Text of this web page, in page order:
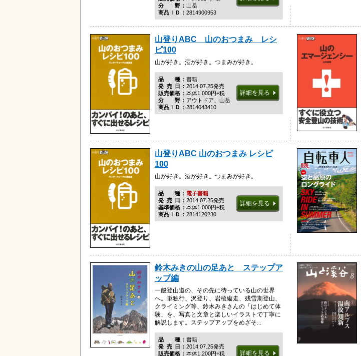
分野山岳
商品ＩＤ
2814900953
山登りABC 山のおつまみ レシ
ピ100
山が好き。酒が好き。つまみが好き。
品種書籍
発売日 2014.07.25発売
販売価格
本体1,000円+税
分野アウトドア、山岳
商品ＩＤ
2814043410
詳細を見る
山登りABC 山のおつまみ レシピ
100
山が好き。酒が好き。つまみが好き。
品種電子書籍
発売日 2014.07.25発売
基準価格
本体1,000円+税
商品ＩＤ
2814120230
詳細を見る
鈴木みきの山の足あと ステップア
ップ編
一般登山道の、その先に待っている山の世界
へ。単独行、沢登り、岩稜縦走、残雪期登山、
クライミング等、鈴木みきさんの「はじめて体
験」を、写真と文章と楽しいイラストで丁寧に
解説します。ステップアップをめざそ...
品種書籍
発売日 2014.07.25発売
販売価格
本体1,200円+税
詳細を見る